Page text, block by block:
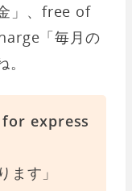
」、free of
「毎月の
express
ます」